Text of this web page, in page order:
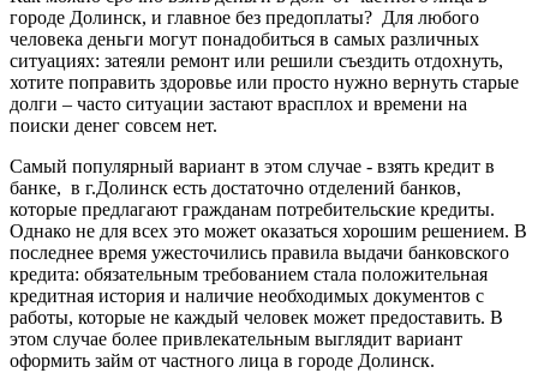
городе Долинск, и главное без предоплаты? Для любого
человека деньги могут понадобиться в самых различных
ситуациях: затеяли ремонт или решили съездить отдохнуть,
хотите поправить здоровье или просто нужно вернуть старые
долги – часто ситуации застают врасплох и времени на
поиски денег совсем нет.
Самый популярный вариант в этом случае - взять кредит в
банке, в г.Долинск есть достаточно отделений банков,
которые предлагают гражданам потребительские кредиты.
Однако не для всех это может оказаться хорошим решением. В
последнее время ужесточились правила выдачи банковского
кредита: обязательным требованием стала положительная
кредитная история и наличие необходимых документов с
работы, которые не каждый человек может предоставить. В
этом случае более привлекательным выглядит вариант
оформить займ от частного лица в городе Долинск.